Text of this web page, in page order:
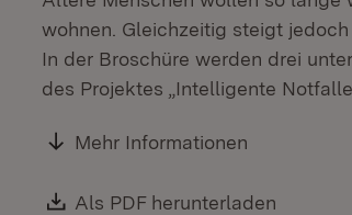
wohnen. Gleichzeitig steigt
In der Broschüre werden drei
des Projektes „Intelligente
Mehr Informationen
Download:
Als PDF herunterladen